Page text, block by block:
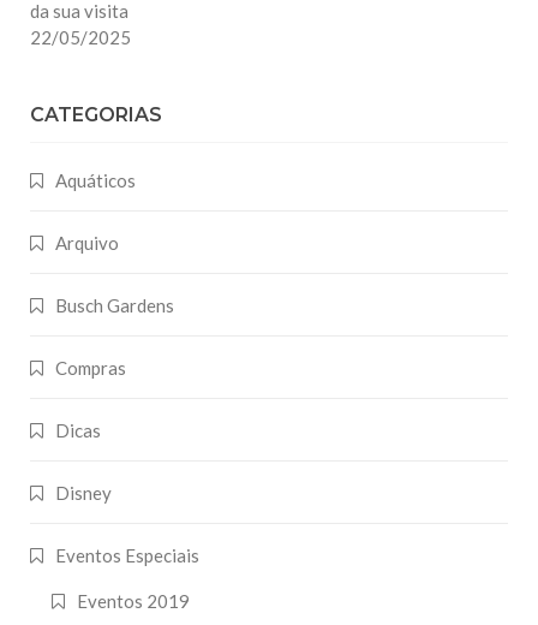
da sua visita
22/05/2025
CATEGORIAS
Aquáticos
Arquivo
Busch Gardens
Compras
Dicas
Disney
Eventos Especiais
Eventos 2019